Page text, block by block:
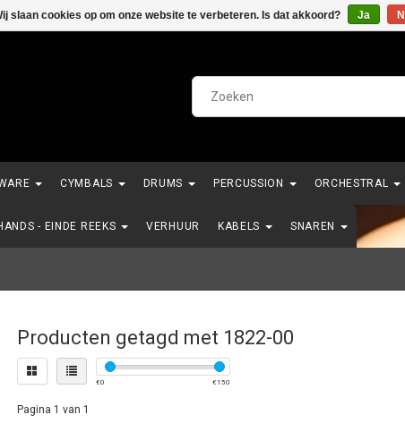
CYMBALS DRUMS PERCUSSION ORCHESTRAL
- EINDE REEKS VERHUUR KABELS SNAREN
Producten getagd met 1822-00
€0 €150
Pagina 1 van 1
slaan cookies op om onze website te verbeteren. Is dat akkoord? Ja